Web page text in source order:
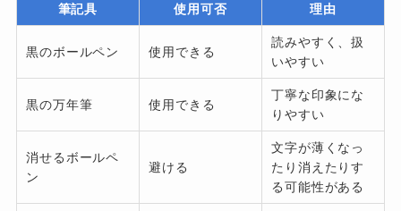
筆記具 使用可否 理由
黒のボールペン 使用できる
読みやすく、扱
いやすい
黒の万年筆 使用できる
丁寧な印象にな
りやすい
消せるボールペ
ン
避ける
文字が薄くなっ
たり消えたりす
る可能性がある